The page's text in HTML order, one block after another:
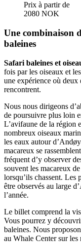
Prix à partir de
2080 NOK
Une combinaison
baleines
Safari baleines et
fois par les oiseaux et
une expérience où deux
rencontrent.
Nous nous dirigeons
de poursuivre plus loin
L’avifaune de la région
nombreux oiseaux
les eaux autour
macareux se
fréquent d’y observer
souvent les macareux
lorsqu’ils chassent. Les
être observés au large
l’année.
Le billet comprend la
Vous pourrez y
baleines. Nous
au Whale Center sur les